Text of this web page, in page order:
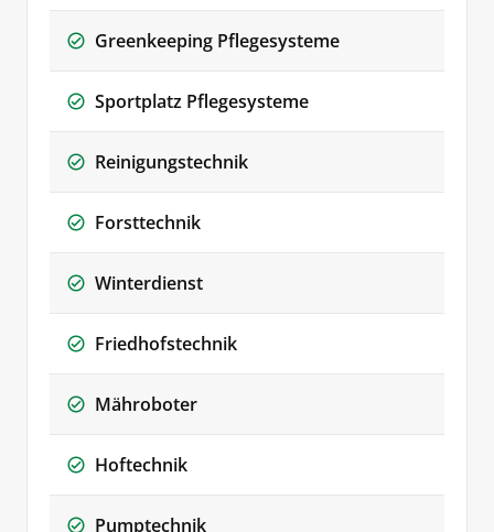
Greenkeeping Pflegesysteme
Sportplatz Pflegesysteme
Reinigungstechnik
Forsttechnik
Winterdienst
Friedhofstechnik
Mähroboter
Hoftechnik
Pumptechnik